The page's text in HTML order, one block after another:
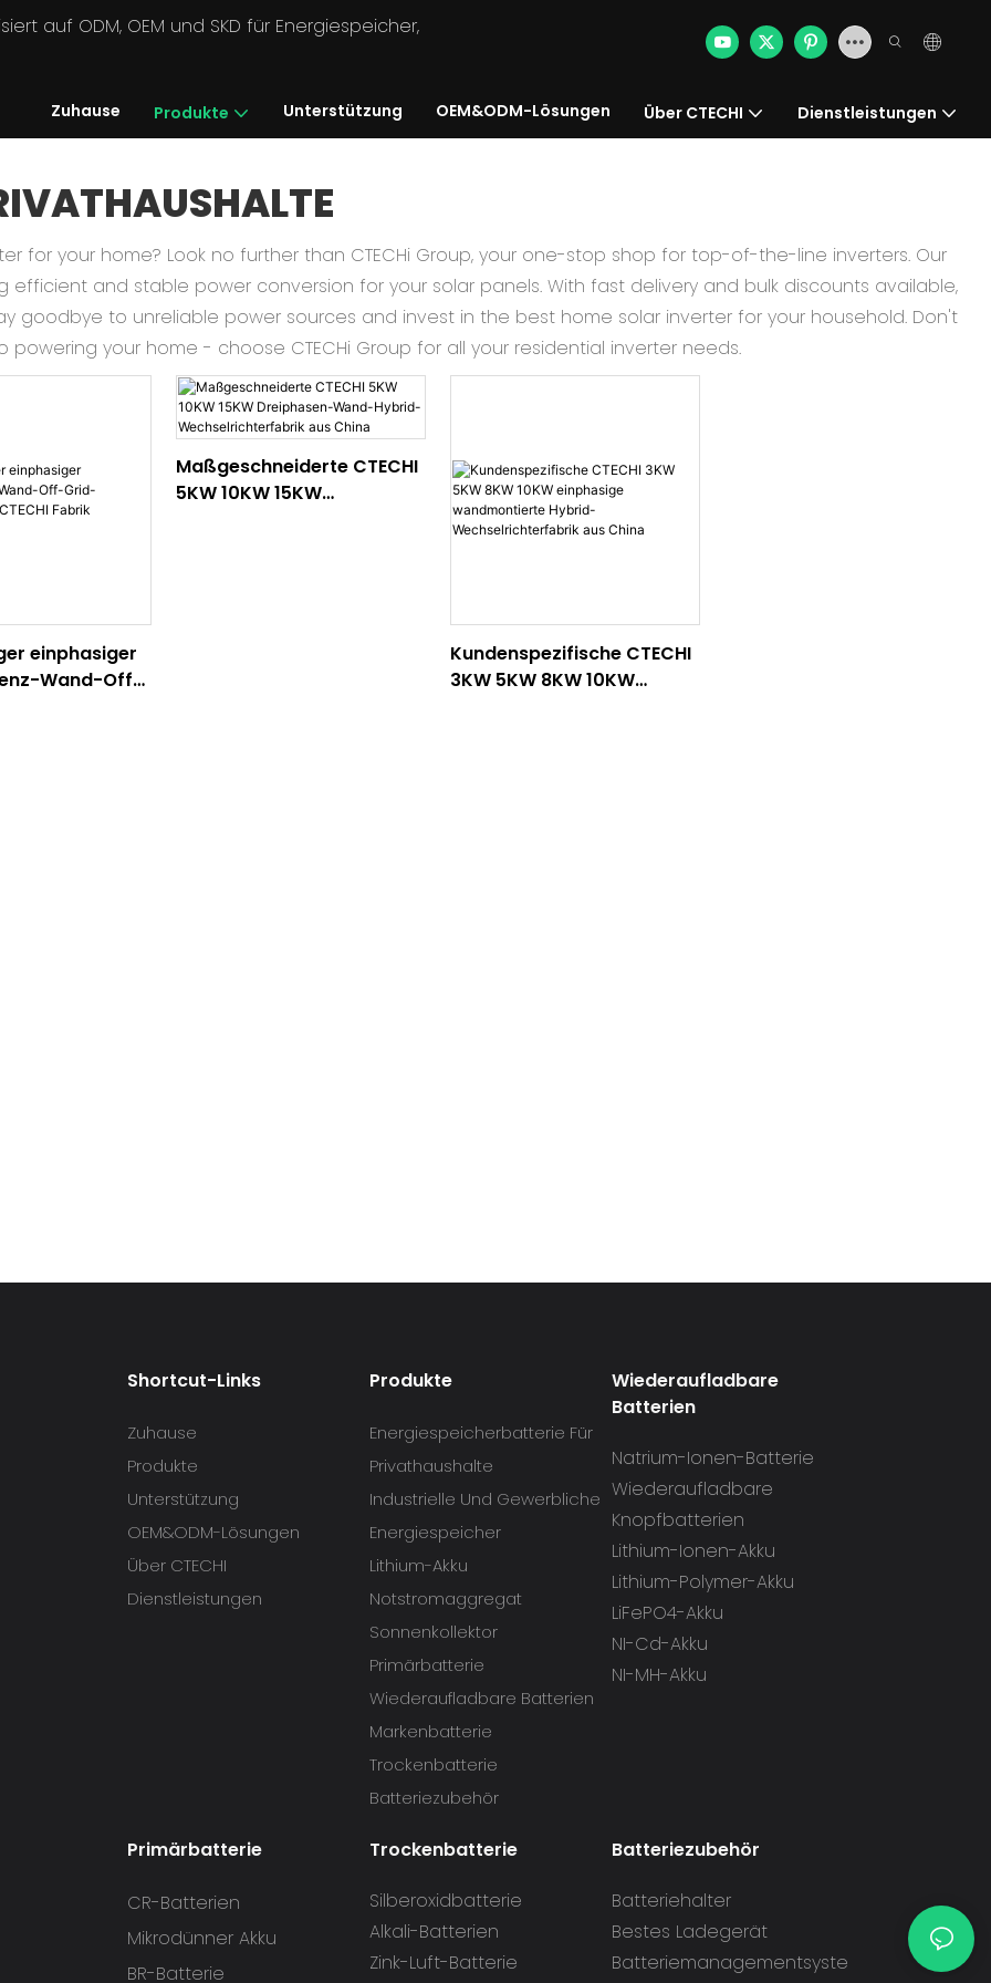
auf ODM, OEM und SKD für Energiespeicher,
Zuhause Produkte Unterstützung OEM&ODM-Lösungen Über CTECHI Dienstleistungen
for your home? Look no further than CTECHi Group, your one-stop shop for top-of-the-line inverters. Our
and stable power conversion for your solar panels. With fast delivery and bulk discounts available,
goodbye to unreliable power sources and invest in the best home solar inverter for your household. Don't
your home - choose CTECHi Group for all your residential inverter needs.
einphasiger
Wand-Off-
Maßgeschneiderte CTECHI
5KW 10KW 15KW
Kundenspezifische CTECHI
3KW 5KW 8KW 10KW
Shortcut-Links
Zuhause
Produkte
Unterstützung
OEM&ODM-Lösungen
Über CTECHI
Dienstleistungen
Produkte
Energiespeicherbatterie Für
Privathaushalte
Industrielle Und Gewerbliche
Energiespeicher
Lithium-Akku
Notstromaggregat
Sonnenkollektor
Primärbatterie
Wiederaufladbare Batterien
Markenbatterie
Trockenbatterie
Batteriezubehör
Wiederaufladbare
Batterien
Natrium-Ionen-Batterie
Wiederaufladbare
Knopfbatterien
Lithium-Ionen-Akku
Lithium-Polymer-Akku
LiFePO4-Akku
NI-Cd-Akku
NI-MH-Akku
Primärbatterie
CR-Batterien
Mikrodünner Akku
BR-Batterie
Trockenbatterie
Silberoxidbatterie
Alkali-Batterien
Zink-Luft-Batterie
Batteriezubehör
Batteriehalter
Bestes Ladegerät
Batteriemanagementsyste